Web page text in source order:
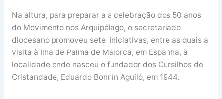
Na altura, para preparar a a celebração dos 50 anos
do Movimento nos Arquipélago, o secretariado
diocesano promoveu sete iniciativas, entre as quais a
visita à Ilha de Palma de Maiorca, em Espanha, à
localidade onde nasceu o fundador dos Cursilhos de
Cristandade, Eduardo Bonnín Aguiló, em 1944.